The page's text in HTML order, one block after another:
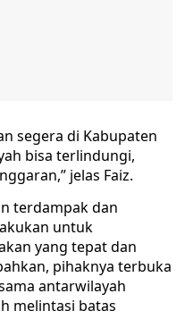
segera di Kabupaten
bisa terlindungi,
jelas Faiz.
terdampak dan
untuk
yang tepat dan
pihaknya terbuka
antarwilayah
melintasi batas